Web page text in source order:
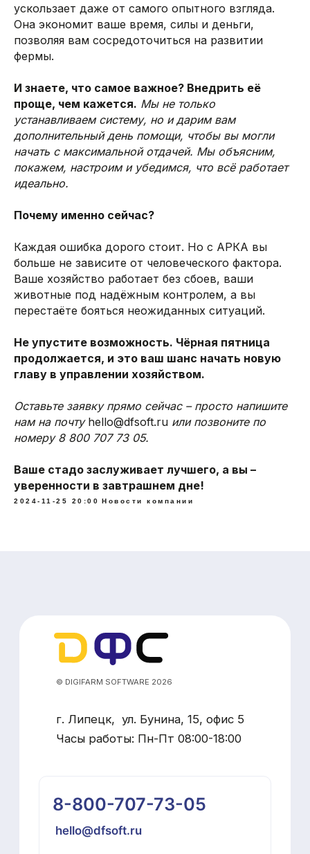
ускользает даже от самого опытного взгляда.
Она экономит ваше время, силы и деньги,
позволяя вам сосредоточиться на развитии
фермы.
И знаете, что самое важное? Внедрить её
проще, чем кажется. Мы не только
устанавливаем систему, но и дарим вам
дополнительный день помощи, чтобы вы могли
начать с максимальной отдачей. Мы объясним,
покажем, настроим и убедимся, что всё работает
идеально.
Почему именно сейчас?
Каждая ошибка дорого стоит. Но с АРКА вы
больше не зависите от человеческого фактора.
Ваше хозяйство работает без сбоев, ваши
животные под надёжным контролем, а вы
перестаёте бояться неожиданных ситуаций.
Не упустите возможность. Чёрная пятница
продолжается, и это ваш шанс начать новую
главу в управлении хозяйством.
Оставьте заявку прямо сейчас – просто напишите
нам на почту hello@dfsoft.ru или позвоните по
номеру 8 800 707 73 05.
Ваше стадо заслуживает лучшего, а вы –
уверенности в завтрашнем дне!
2024-11-25 20:00 Новости компании
Услуги
Бесплатное обучение
Бесплатный аудит фермы
Арка
Hybrimin Futter
TMR Tracker
DairyComp 305
Ушные бирки
Аппликаторы
© DIGIFARM SOFTWARE 2026
г. Липецк, ул. Бунина, 15, офис 5
Часы работы: Пн-Пт 08:00-18:00
Разработка сайта
Юридическая информация
hello@dfsoft.ru